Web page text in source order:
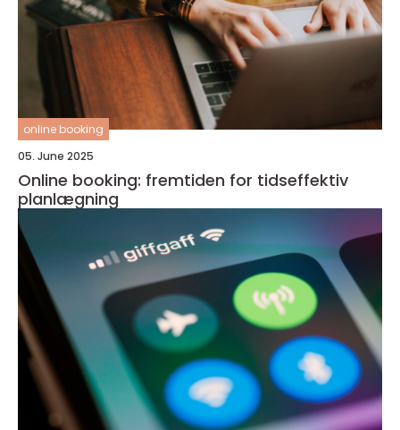
online booking
05. June 2025
Online booking: fremtiden for tidseffektiv
planlægning